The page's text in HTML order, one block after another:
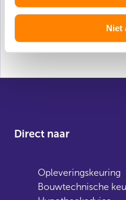
Niet
Direct naar
Opleveringskeuring
Bouwtechnische